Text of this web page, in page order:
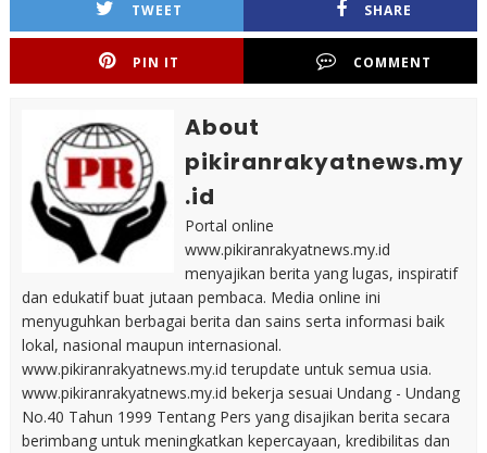
TWEET SHARE
PIN IT COMMENT
About
pikiranrakyatnews.my
.id
Portal online
www.pikiranrakyatnews.my.id
menyajikan berita yang lugas, inspiratif
dan edukatif buat jutaan pembaca. Media online ini
menyuguhkan berbagai berita dan sains serta informasi baik
lokal, nasional maupun internasional.
www.pikiranrakyatnews.my.id terupdate untuk semua usia.
www.pikiranrakyatnews.my.id bekerja sesuai Undang - Undang
No.40 Tahun 1999 Tentang Pers yang disajikan berita secara
berimbang untuk meningkatkan kepercayaan, kredibilitas dan